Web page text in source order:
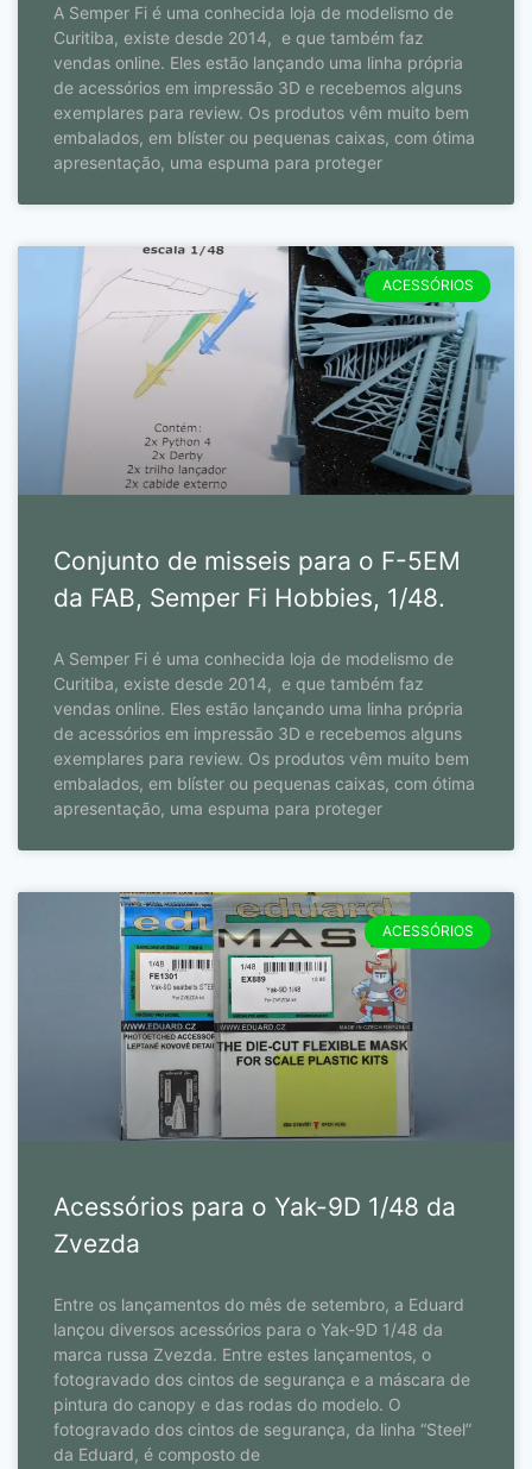
A Semper Fi é uma conhecida loja de modelismo de
Curitiba, existe desde 2014, e que também faz
vendas online. Eles estão lançando uma linha própria
de acessórios em impressão 3D e recebemos alguns
exemplares para review. Os produtos vêm muito bem
embalados, em blíster ou pequenas caixas, com ótima
apresentação, uma espuma para proteger
ACESSÓRIOS
Conjunto de misseis para o F-5EM
da FAB, Semper Fi Hobbies, 1/48.
A Semper Fi é uma conhecida loja de modelismo de
Curitiba, existe desde 2014, e que também faz
vendas online. Eles estão lançando uma linha própria
de acessórios em impressão 3D e recebemos alguns
exemplares para review. Os produtos vêm muito bem
embalados, em blíster ou pequenas caixas, com ótima
apresentação, uma espuma para proteger
ACESSÓRIOS
Acessórios para o Yak-9D 1/48 da
Zvezda
Entre os lançamentos do mês de setembro, a Eduard
lançou diversos acessórios para o Yak-9D 1/48 da
marca russa Zvezda. Entre estes lançamentos, o
fotogravado dos cintos de segurança e a máscara de
pintura do canopy e das rodas do modelo. O
fotogravado dos cintos de segurança, da linha “Steel”
da Eduard, é composto de